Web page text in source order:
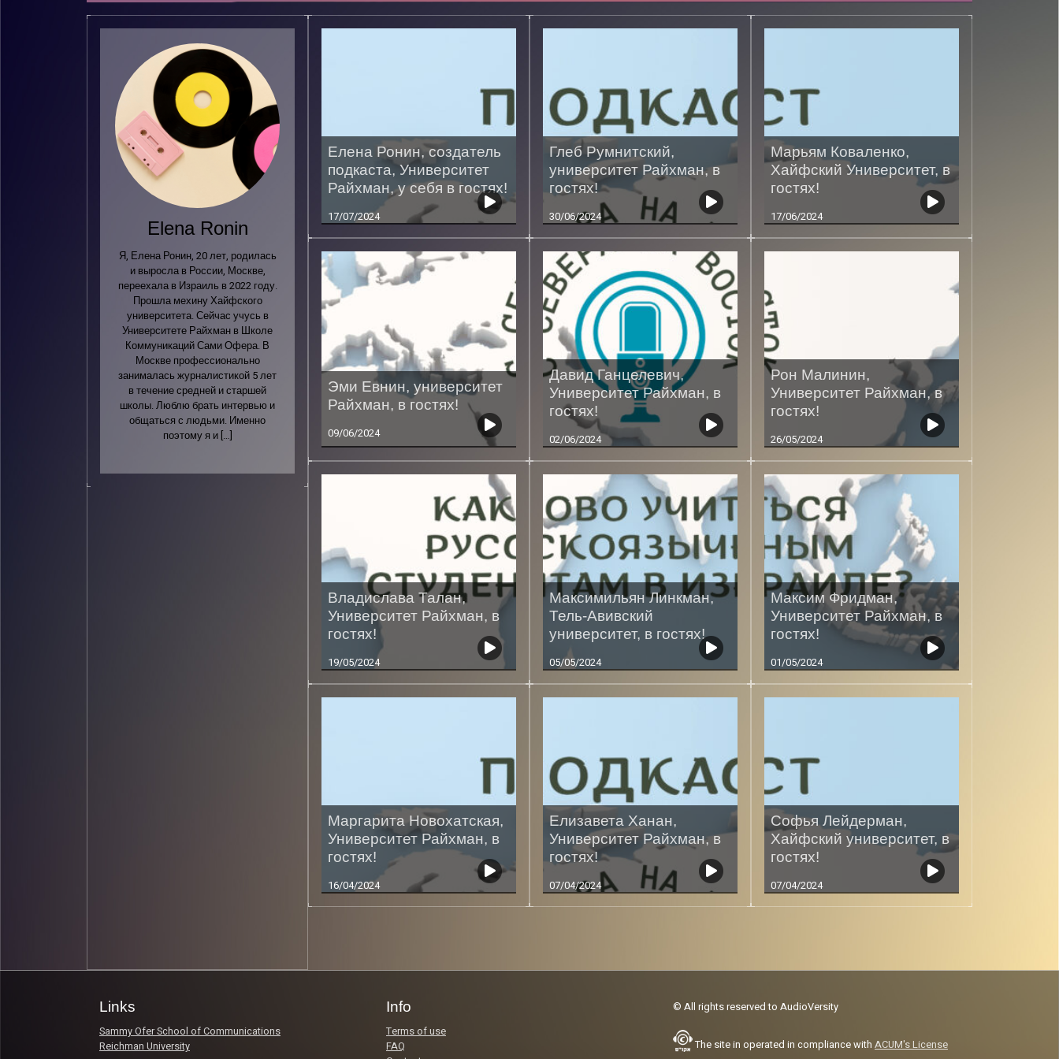
Elena Ronin
Я, Елена Ронин, 20 лет, родилась
и выросла в России, Москве,
переехала в Израиль в 2022 году.
Прошла мехину Хайфского
университета. Сейчас учусь в
Университете Райхман в Школе
Коммуникаций Сами Офера. В
Москве профессионально
занималась журналистикой 5 лет
в течение средней и старшей
школы. Люблю брать интервью и
общаться с людьми. Именно
поэтому я и […]
Елена Ронин, создатель
подкаста, Университет
Райхман, у себя в гостях!
17/07/2024
Глеб Румнитский,
университет Райхман, в
гостях!
30/06/2024
Марьям Коваленко,
Хайфский Университет, в
гостях!
17/06/2024
Эми Евнин, университет
Райхман, в гостях!
09/06/2024
Давид Ганцелевич,
Университет Райхман, в
гостях!
02/06/2024
Рон Малинин,
Университет Райхман, в
гостях!
26/05/2024
Владислава Талан,
Университет Райхман, в
гостях!
19/05/2024
Максимильян Линкман,
Тель-Авивский
университет, в гостях!
05/05/2024
Максим Фридман,
Университет Райхман, в
гостях!
01/05/2024
Маргарита Новохатская,
Университет Райхман, в
гостях!
16/04/2024
Елизавета Ханан,
Университет Райхман, в
гостях!
07/04/2024
Софья Лейдерман,
Хайфский университет, в
гостях!
07/04/2024
Links
Sammy Ofer School of Communications
Reichman University
Info
Terms of use
FAQ
© All rights reserved to AudioVersity
The site in operated in compliance with ACUM's License